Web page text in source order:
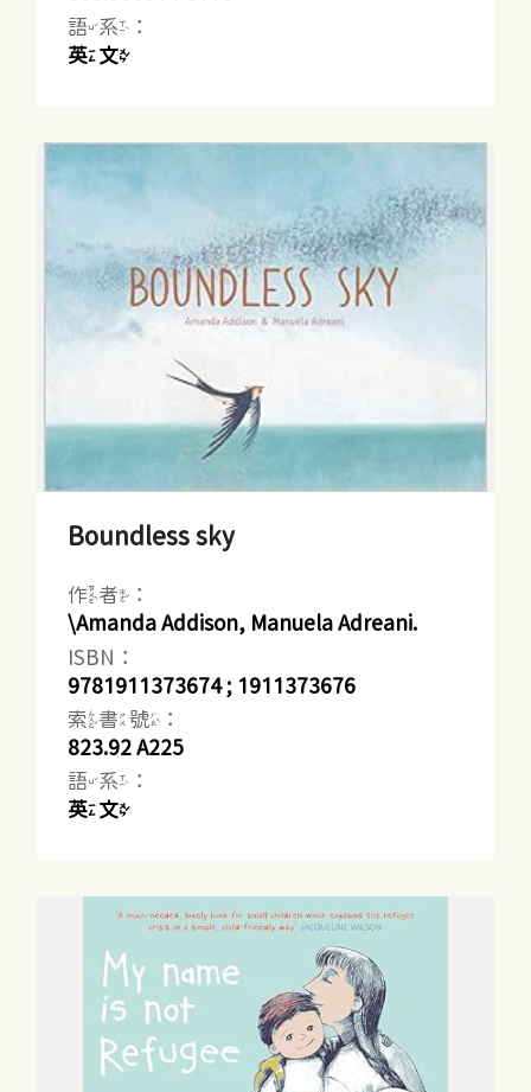
語系：
英文
Boundless sky
作者：
\Amanda Addison, Manuela Adreani.
ISBN：
9781911373674 ; 1911373676
索書號：
823.92 A225
語系：
英文